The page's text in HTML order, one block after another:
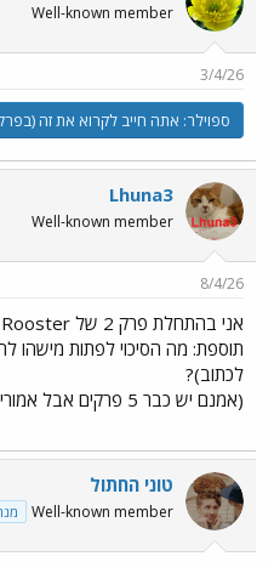
Well-known member
3/4/26
ספוילר: אתה חייב לקרוא את זה (בפרק
Lhuna3
Well-known member
8/4/26
אני בהתחלת פרק 2 של Rooster ב-HBO MAX וזה טוב ומצחיק!
תוספת: מה הסיכוי לפתות מישהו
לכתוב)?
(אמנם יש כבר 5 פרקים אבל אמורים להיות 10 וזה יוצא פרק בשבוע)
טוני החתול
Well-known member